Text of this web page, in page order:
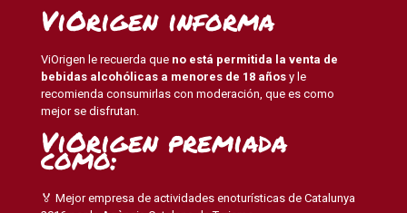
ViOrigen informa
ViOrigen le recuerda que no está permitida la venta de
bebidas alcohólicas a menores de 18 años y le
recomienda consumirlas con moderación, que es como
mejor se disfrutan.
ViOrigen premiada
como:
🏅 Mejor empresa de actividades enoturísticas de Catalunya